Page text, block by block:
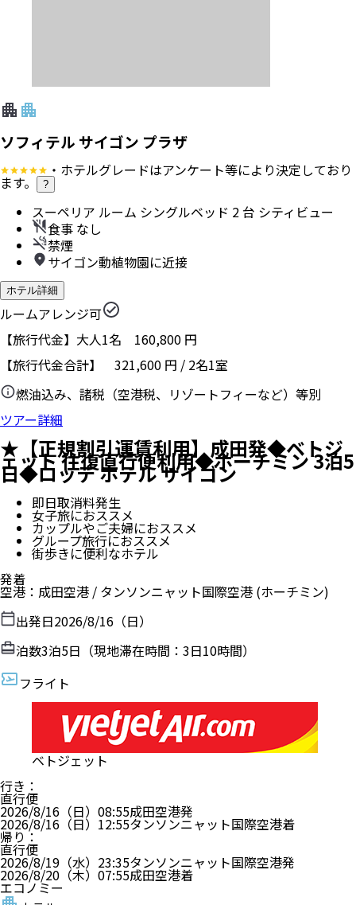
ソフィテル サイゴン プラザ
・ホテルグレードはアンケート等により決定しており
ます。 ?
スーペリア ルーム シングルベッド 2 台 シティビュー
食事 なし
禁煙
サイゴン動植物園に近接
ホテル詳細
ルームアレンジ可
【旅行代金】大人1名 160,800 円
【旅行代金合計】 321,600 円 / 2名1室
燃油込み、諸税（空港税、リゾートフィーなど）等別
ツアー詳細
★【正規割引運賃利用】成田発◆ベトジ
ェット 往復直行便利用◆ホーチミン 3泊5
日◆ロッテ ホテル サイゴン
即日取消料発生
女子旅におススメ
カップルやご夫婦におススメ
グループ旅行におススメ
街歩きに便利なホテル
発着
空港 ： 成田空港 / タンソンニャット国際空港 (ホーチミン)
出発日2026/8/16（日）
泊数3泊5日（現地滞在時間： 3日10時間）
フライト
ベトジェット
行き ：
直行便
2026/8/16（日） 08:55成田空港発
2026/8/16（日） 12:55タンソンニャット国際空港着
帰り ：
直行便
2026/8/19（水） 23:35タンソンニャット国際空港発
2026/8/20（木） 07:55成田空港着
エコノミー